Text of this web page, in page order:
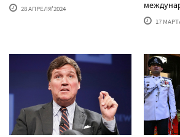
28 АПРЕЛЯ'2024
17